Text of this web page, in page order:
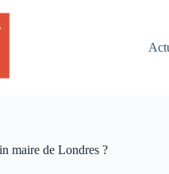
maire de Londres ?